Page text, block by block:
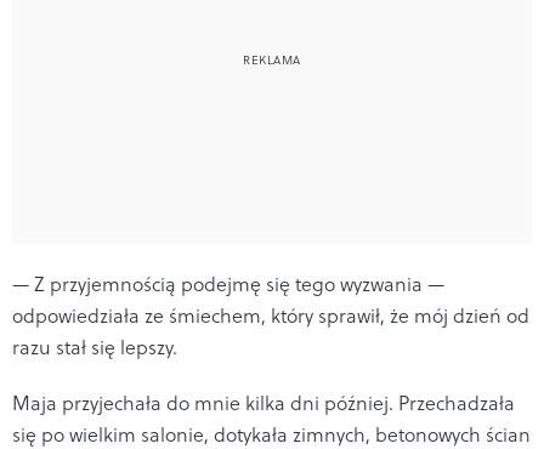
— Z przyjemnością podejmę się tego wyzwania —
odpowiedziała ze śmiechem, który sprawił, że mój dzień od
razu stał się lepszy.
Maja przyjechała do mnie kilka dni później. Przechadzała
się po wielkim salonie, dotykała zimnych, betonowych ścian